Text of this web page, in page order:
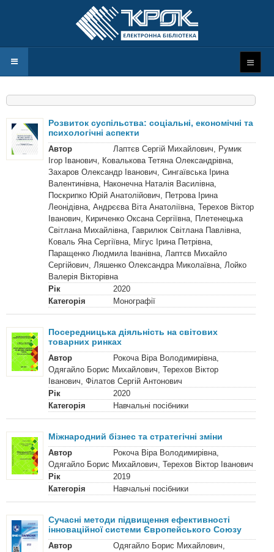
Розвиток суспільства: соціальні, економічні та
психологічні аспекти
Автор
Лаптєв Сергій Михайлович, Румик
Ігор Іванович, Ковалькова Тетяна Олександрівна,
Захаров Олександр Іванович, Сингаївська Ірина
Валентинівна, Наконечна Наталія Василівна,
Поскрипко Юрій Анатолійович, Петрова Ірина
Леонідівна, Андрєєва Віта Анатоліївна, Терехов Віктор
Іванович, Кириченко Оксана Сергіївна, Плетенецька
Світлана Михайлівна, Гаврилюк Світлана Павлівна,
Коваль Яна Сергіївна, Мігус Ірина Петрівна,
Паращенко Людмила Іванівна, Лаптєв Михайло
Сергійович, Ляшенко Олександра Миколаївна, Лойко
Валерія Вікторівна
Рік
2020
Категорія
Монографії
Посередницька діяльність на світових
товарних ринках
Автор
Рокоча Віра Володимирівна,
Одягайло Борис Михайлович, Терехов Віктор
Іванович, Філатов Сергій Антонович
Рік
2020
Категорія
Навчальні посібники
Міжнародний бізнес та стратегічні зміни
Автор
Рокоча Віра Володимирівна,
Одягайло Борис Михайлович, Терехов Віктор Іванович
Рік
2019
Категорія
Навчальні посібники
Сучасні методи підвищення ефективності
інноваційної системи Європейського Союзу
Автор
Одягайло Борис Михайлович,